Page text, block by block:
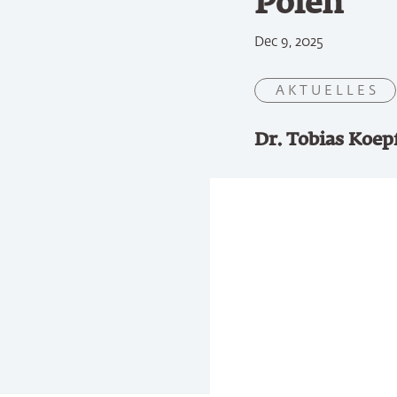
Dec 9, 2025
A K T U E L L E S
Dr. Tobias